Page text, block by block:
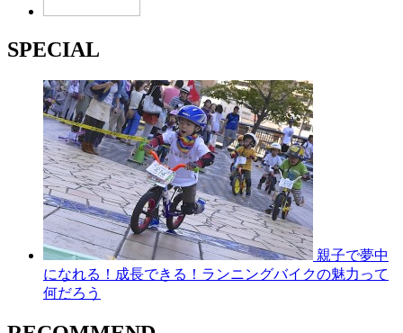
SPECIAL
親子で夢中
になれる！成長できる！ランニングバイクの魅力って
何だろう